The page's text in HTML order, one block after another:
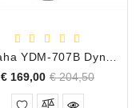
€ 169,00 Normale
prijs
€ 204,50Prijs